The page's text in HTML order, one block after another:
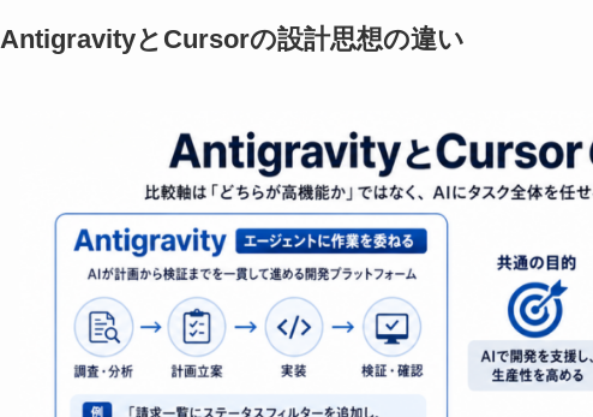
AntigravityとCursorの設計思想の違い